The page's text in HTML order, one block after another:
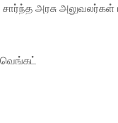
அரசு அலுவலர்கள்
வெங்கட்